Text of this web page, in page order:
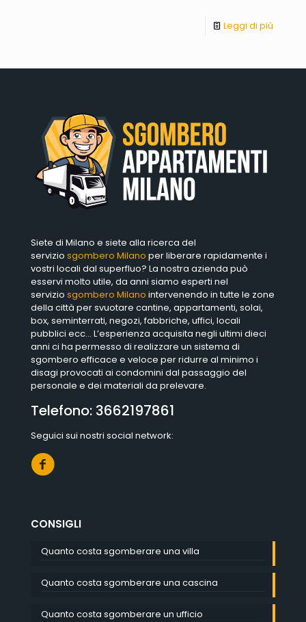
Leggi di più
Siete di Milano e siete alla ricerca del
servizio sgombero Milano per liberare rapidamente i
vostri locali dal superfluo? La nostra azienda può
esservi molto utile, da anni siamo esperti nel
servizio sgombero Milano intervenendo in tutte le zone
della città per svuotare cantine, appartamenti, solai,
box, seminterrati, negozi, fabbriche, uffici, locali
pubblici ecc… L’esperienza acquisita negli ultimi dieci
anni ci ha permesso di realizzare un sistema di
sgombero efficace e veloce per ridurre al minimo i
disagi provocati ai condomini dal passaggio del
personale e dei materiali da prelevare.
Telefono: 3662197861
Seguici sui nostri social network:
CONSIGLI
Quanto costa sgomberare una villa
Quanto costa sgomberare una cascina
Quanto costa sgomberare un ufficio